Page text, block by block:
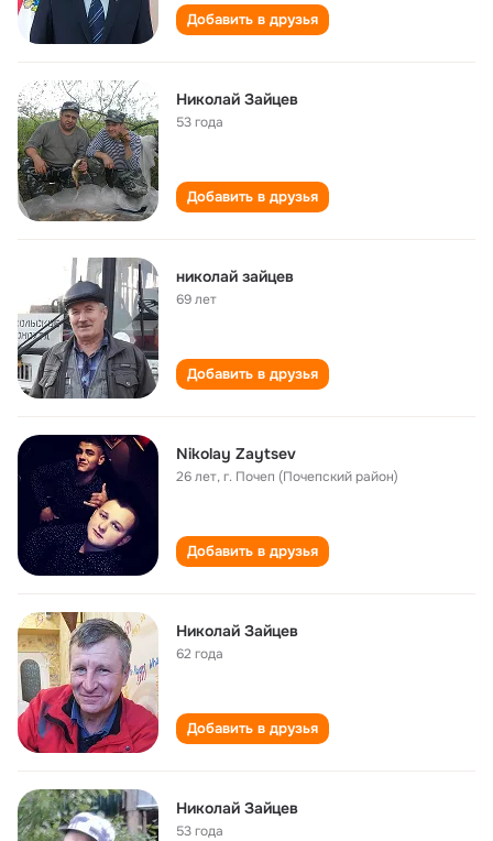
Добавить в друзья
Николай Зайцев
53 года
Добавить в друзья
николай зайцев
69 лет
Добавить в друзья
Nikolay Zaytsev
26 лет,г. Почеп (Почепский район)
Добавить в друзья
Николай Зайцев
62 года
Добавить в друзья
Николай Зайцев
53 года